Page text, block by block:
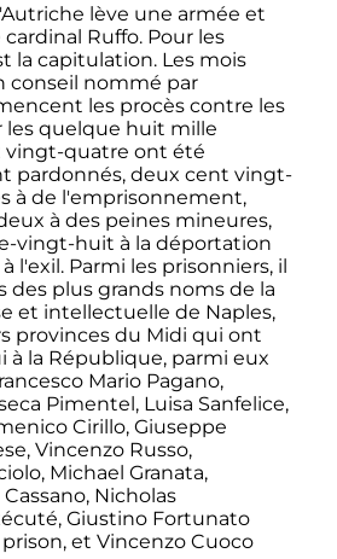
lève une armée et
Ruffo. Pour les
la capitulation. Les mois
conseil nommé par
les procès contre les
les quelque huit mille
vingt-quatre ont été
pardonnés, deux cent vingt-
à de l'emprisonnement,
à des peines mineures,
vingt-huit à la déportation
l'exil. Parmi les prisonniers, il
des plus grands noms de la
et intellectuelle de Naples,
provinces du Midi qui ont
à la République, parmi eux
Mario Pagano,
Pimentel, Luisa Sanfelice,
Cirillo, Giuseppe
Vincenzo Russo,
Michael Granata,
Nicholas
Giustino Fortunato
et Vincenzo Cuoco